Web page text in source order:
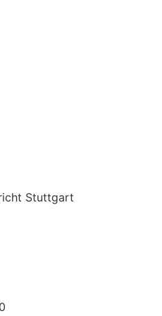
Stuttgart